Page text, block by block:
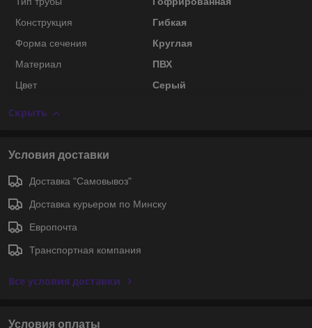
Конструкция
Гибкая
Форма сечения
Круглая
Материал
ПВХ
Цвет
Серый
Скрыть
Условия доставки
Доставка "Самовывоз"
Доставка курьером по Минску
Европочта
Транспортная компания
Все условия доставки
Условия оплаты